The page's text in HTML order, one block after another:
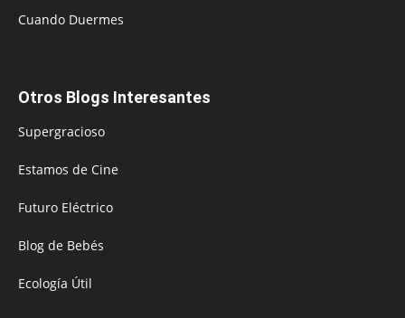
Cuando Duermes
Otros Blogs Interesantes
Supergracioso
Estamos de Cine
Futuro Eléctrico
Blog de Bebés
Ecología Útil